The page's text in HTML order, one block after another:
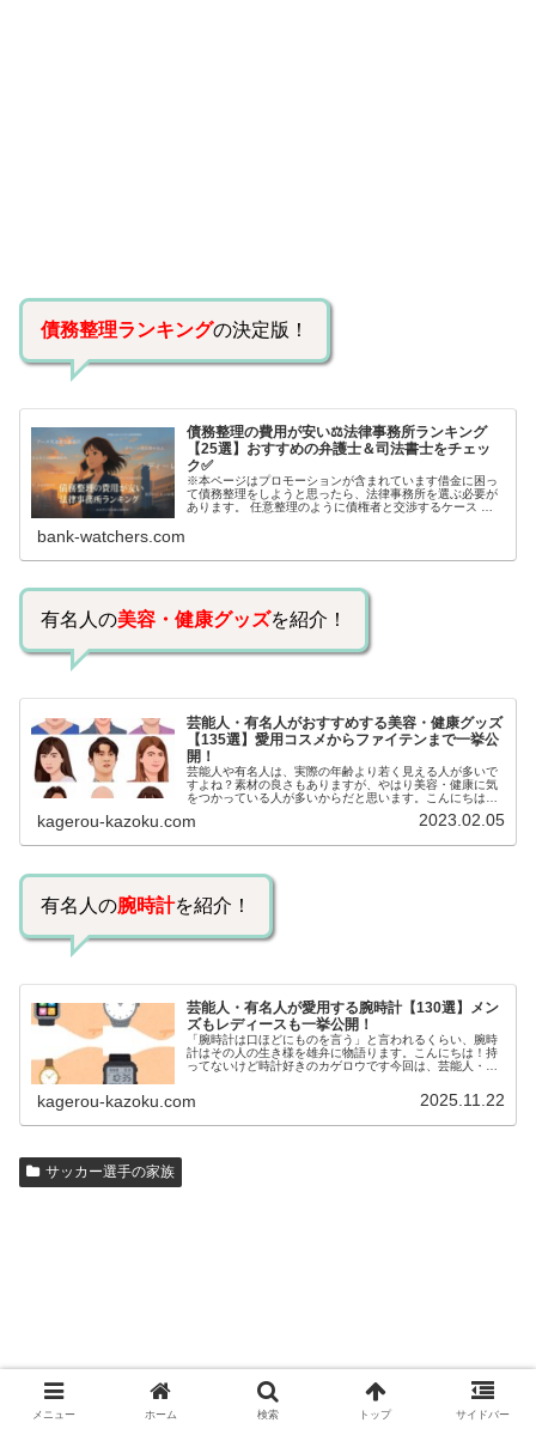
債務整理ランキングの決定版！
債務整理の費用が安い⚖️法律事務所ランキング
【25選】おすすめの弁護士＆司法書士をチェッ
ク✅
※本ページはプロモーションが含まれています借金に困っ
て債務整理をしようと思ったら、法律事務所を選ぶ必要が
あります。 任意整理のように債権者と交渉するケース 自
bank-watchers.com
有名人の美容・健康グッズを紹介！
芸能人・有名人がおすすめする美容・健康グッズ
【135選】愛用コスメからファイテンまで一挙公
開！
芸能人や有名人は、実際の年齢より若く見える人が多いで
すよね？素材の良さもありますが、やはり美容・健康に気
をつかっている人が多いからだと思います。こんにちは！
いるのでしょうか？今回は、芸能人…
kagerou-kazoku.com 2023.02.05
有名人の腕時計を紹介！
芸能人・有名人が愛用する腕時計【130選】メン
ズもレディースも一挙公開！
「腕時計は口ほどにものを言う」と言われるくらい、腕時
計はその人の生き様を雄弁に物語ります。こんにちは！持
ってないけど時計好きのカゲロウです今回は、芸能人・有
kagerou-kazoku.com 2025.11.22
サッカー選手の家族
メニュー ホーム 検索 トップ サイドバー